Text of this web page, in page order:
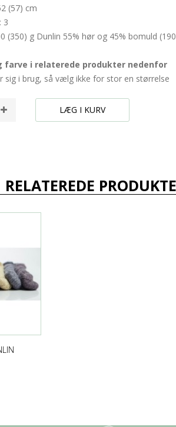
(57) cm
: 3
(350) g Dunlin 55% hør og 45% bomuld
farve i relaterede produkter nedenfor
sig i brug, så vælg ikke for stor en størrelse
LÆG I KURV
RELATEREDE